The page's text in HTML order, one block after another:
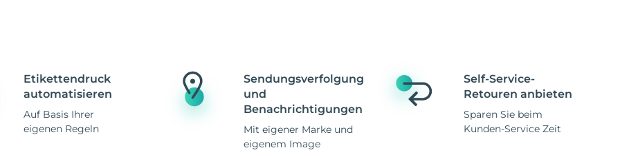
Etikettendruck
automatisieren
Auf Basis Ihrer
eigenen Regeln
Sendungsverfolgung
und
Benachrichtigungen
Mit eigener Marke und
eigenem Image
Self-Service-
Retouren anbieten
Sparen Sie beim
Kunden-Service Zeit